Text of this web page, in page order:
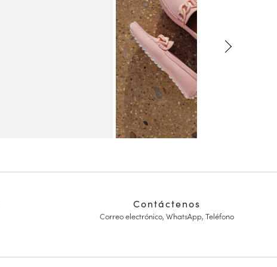
Contáctenos
Correo electrónico, WhatsApp, Teléfono